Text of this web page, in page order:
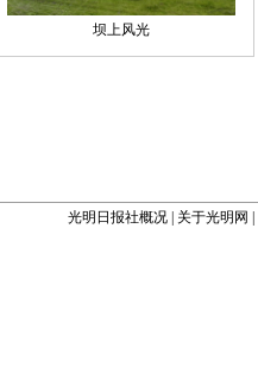
光明日报社概况 关于光明网